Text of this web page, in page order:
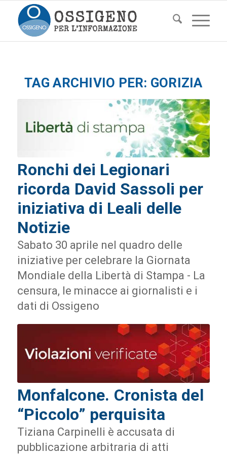
TAG ARCHIVIO PER: GORIZIA
Ronchi dei Legionari
ricorda David Sassoli per
iniziativa di Leali delle
Notizie
Sabato 30 aprile nel quadro delle
iniziative per celebrare la Giornata
Mondiale della Libertà di Stampa - La
censura, le minacce ai giornalisti e i
dati di Ossigeno
Monfalcone. Cronista del
“Piccolo” perquisita
Tiziana Carpinelli è accusata di
pubblicazione arbitraria di atti